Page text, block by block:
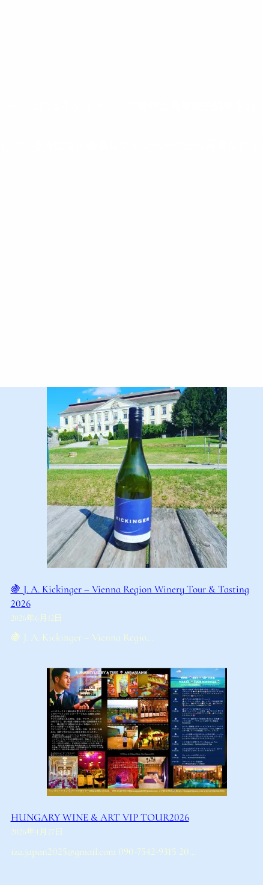
🍇 J. A. Kickinger – Vienna Region Winery Tour & Tasting
2026
2026年6月12日
🍇 J. A. Kickinger – Vienna Regio…
HUNGARY WINE & ART VIP TOUR2026
2026年4月27日
iza.japan2025@gmail.com 090-7542-9315 20…